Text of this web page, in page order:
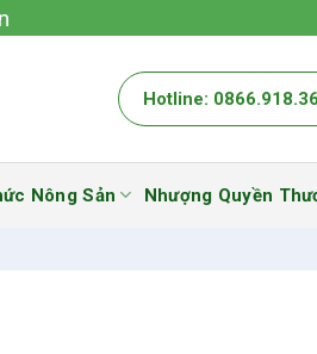
Hotline:
Nông Sản Nhượng Quyền